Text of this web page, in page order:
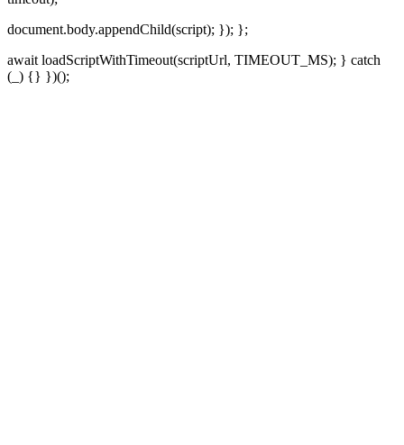
document.body.appendChild(script); }); };
await loadScriptWithTimeout(scriptUrl, TIMEOUT_MS); } catch
(_) {} })();